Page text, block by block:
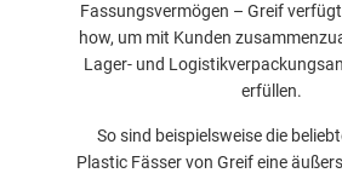
Fassungsvermögen – Greif
how, um mit Kunden
Lager- und
erfüllen.
So sind beispielsweise die
Plastic Fässer von Greif eine